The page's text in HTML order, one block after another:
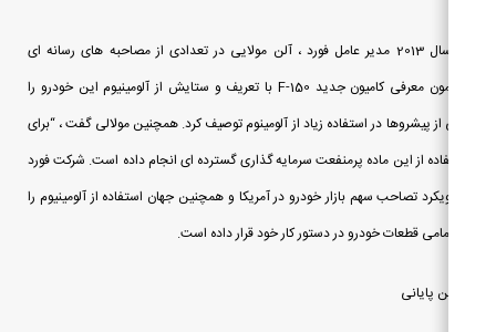
در سال 2013 مدیر عامل فورد ، آلن مولایی در تعدادی از مصاحبه های رسانه ای
پیرامون معرفی کامیون جدید F-150 با تعریف و ستایش از آلومینیوم این خودرو را
پیشروها در استفاده زیاد از آلومینوم توصیف کرد. همچنین مولالی گفت ، “برای
از این ماده پرمنفعت سرمایه گذاری گسترده ای انجام داده است. شرکت فورد
تصاحب سهم بازار خودرو در آمریکا و همچنین جهان استفاده از آلومینیوم را
قطعات خودرو در دستور کار خود قرار داده است.